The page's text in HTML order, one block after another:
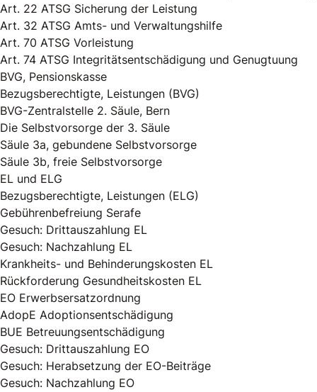
Art. 22 ATSG Sicherung der Leistung
Art. 32 ATSG Amts- und Verwaltungshilfe
Art. 70 ATSG Vorleistung
Art. 74 ATSG Integritätsentschädigung und Genugtuung
BVG, Pensionskasse
Bezugsberechtigte, Leistungen (BVG)
BVG-Zentralstelle 2. Säule, Bern
Die Selbstvorsorge der 3. Säule
Säule 3a, gebundene Selbstvorsorge
Säule 3b, freie Selbstvorsorge
EL und ELG
Bezugsberechtigte, Leistungen (ELG)
Gebührenbefreiung Serafe
Gesuch: Drittauszahlung EL
Gesuch: Nachzahlung EL
Krankheits- und Behinderungskosten EL
Rückforderung Gesundheitskosten EL
EO Erwerbsersatzordnung
AdopE Adoptionsentschädigung
BUE Betreuungsentschädigung
Gesuch: Drittauszahlung EO
Gesuch: Herabsetzung der EO-Beiträge
Gesuch: Nachzahlung EO